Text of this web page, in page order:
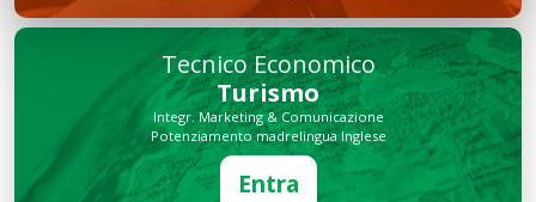
Tecnico Economico
Turismo
Integr. Marketing & Comunicazione
Potenziamento madrelingua Inglese
Entra